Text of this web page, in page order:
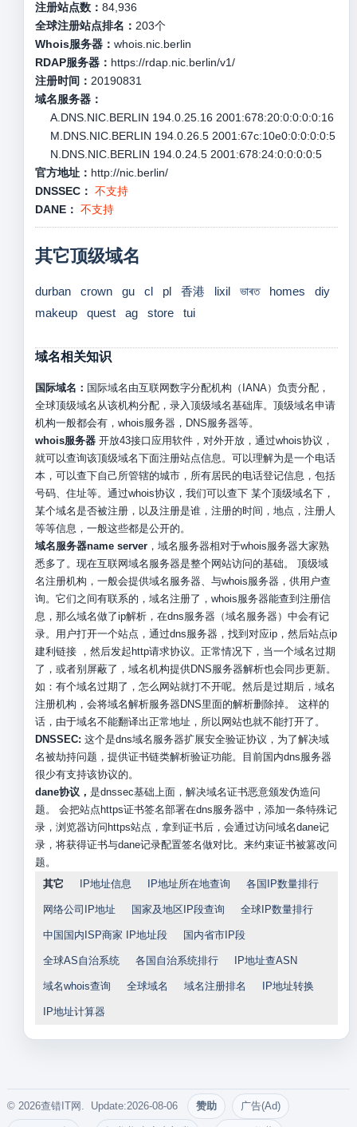
注册站点数： 84,936
全球注册站点排名： 203个
Whois服务器： whois.nic.berlin
RDAP服务器： https://rdap.nic.berlin/v1/
注册时间： 20190831
域名服务器：
A.DNS.NIC.BERLIN 194.0.25.16 2001:678:20:0:0:0:0:16
M.DNS.NIC.BERLIN 194.0.26.5 2001:67c:10e0:0:0:0:0:5
N.DNS.NIC.BERLIN 194.0.24.5 2001:678:24:0:0:0:0:5
官方地址： http://nic.berlin/
DNSSEC： 不支持
DANE： 不支持
其它顶级域名
durban crown gu cl pl 香港 lixil ভাৰত homes
diy
makeup
quest ag store tui
域名相关知识
国际域名： 国际域名由互联网数字分配机构（IANA）负责分配，
全球顶级域名从该机构分配，录入顶级域名基础库。顶级域名申请
机构一般都会有，whois服务器，DNS服务器等。
whois服务器开放43接口应用软件，对外开放，通过whois协议，
就可以查询该顶级域名下面注册站点信息。可以理解为是一个电话
本，可以查下自己所管辖的城市，所有居民的电话登记信息，包括
号码、住址等。通过whois协议，我们可以查下 某个顶级域名下，
某个域名是否被注册，以及注册是谁，注册的时间，地点，注册人
等等信息，一般这些都是公开的。
域名服务器name server，域名服务器相对于whois服务器大家熟
悉多了。现在互联网域名服务器是整个网站访问的基础。 顶级域
名注册机构，一般会提供域名服务器、与whois服务器，供用户查
询。它们之间有联系的，域名注册了，whois服务器能查到注册信
息，那么域名做了ip解析，在dns服务器（域名服务器）中会有记
录。用户打开一个站点，通过dns服务器，找到对应ip，然后站点ip
建利链接 ，然后发起http请求协议。正常情况下，当一个域名过期
了，或者别屏蔽了，域名机构提供DNS服务器解析也会同步更新。
如：有个域名过期了，怎么网站就打不开呢。然后是过期后，域名
注册机构，会将域名解析服务器DNS里面的解析删除掉。 这样的
话，由于域名不能翻译出正常地址，所以网站也就不能打开了。
DNSSEC: 这个是dns域名服务器扩展安全验证协议，为了解决域
名被劫持问题，提供证书链类解析验证功能。目前国内dns服务器
很少有支持该协议的。
dane协议， 是dnssec基础上面，解决域名证书恶意颁发伪造问
题。 会把站点https证书签名部署在dns服务器中，添加一条特殊记
录，浏览器访问https站点，拿到证书后，会通过访问域名dane记
录，将获得证书与dane记录配置签名做对比。来约束证书被篡改问
题。
其它
IP地址信息 IP地址所在地查询 各国IP数量排行
网络公司IP地址 国家及地区IP段查询 全球IP数量排行
中国国内ISP商家 IP地址段 国内省市IP段
全球AS自治系统 各国自治系统排行 IP地址查ASN
域名whois查询 全球域名 域名注册排名 IP地址转换
IP地址计算器
© 2026查错IT网. Update:2026-08-06 赞助 广告(Ad)